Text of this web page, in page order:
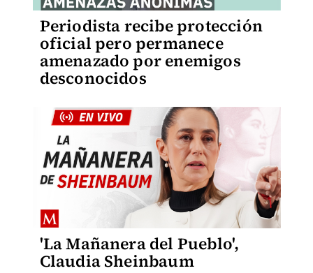
Periodista recibe protección
oficial pero permanece
amenazado por enemigos
desconocidos
'La Mañanera del Pueblo',
Claudia Sheinbaum